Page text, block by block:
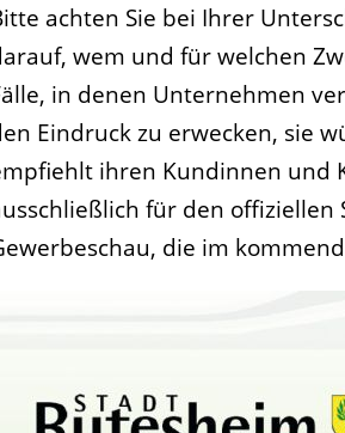
achten Sie bei Ihrer
wem und für welchen
in denen Unternehmen
Eindruck zu erwecken, sie
ihren Kundinnen und
für den offiziellen
die im